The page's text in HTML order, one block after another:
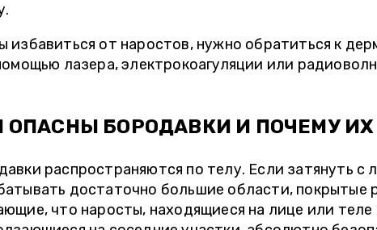
избавиться от наростов, нужно обратиться к
лазера, электрокоагуляции или
ОПАСНЫ БОРОДАВКИ И ПОЧЕМУ
распространяются по телу. Если затянуть с
достаточно большие области, покрытые
что наросты, находящиеся на лице или теле